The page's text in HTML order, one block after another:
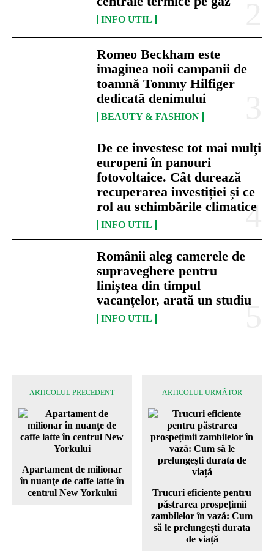
INFO UTIL
Romeo Beckham este
imaginea noii campanii de
toamnă Tommy Hilfiger
dedicată denimului
BEAUTY & FASHION
De ce investesc tot mai mulți
europeni în panouri
fotovoltaice. Cât durează
recuperarea investiției și ce
rol au schimbările climatice
INFO UTIL
Românii aleg camerele de
supraveghere pentru
liniștea din timpul
vacanțelor, arată un studiu
INFO UTIL
ARTICOLUL PRECEDENT
Apartament de milionar
în nuanţe de caffe latte în
centrul New Yorkului
ARTICOLUL URMĂTOR
Trucuri eficiente pentru
păstrarea prospețimii
zambilelor în vază: Cum
să le prelungești durata
de viață